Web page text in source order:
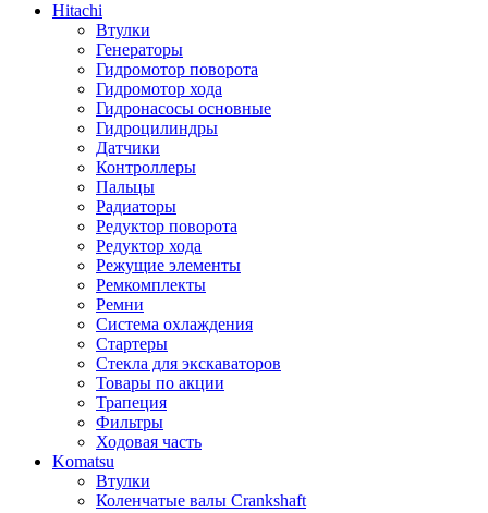
Hitachi
Втулки
Генераторы
Гидромотор поворота
Гидромотор хода
Гидронасосы основные
Гидроцилиндры
Датчики
Контроллеры
Пальцы
Радиаторы
Редуктор поворота
Редуктор хода
Режущие элементы
Ремкомплекты
Ремни
Система охлаждения
Стартеры
Стекла для экскаваторов
Товары по акции
Трапеция
Фильтры
Ходовая часть
Komatsu
Втулки
Коленчатые валы Crankshaft